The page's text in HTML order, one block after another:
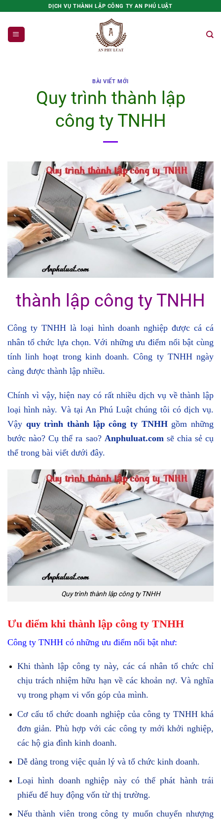
nội
dung
DỊCH VỤ THÀNH LẬP CÔNG TY AN PHÚ LUẬT
BÀI VIẾT MỚI
Quy trình thành lập
công ty TNHH
thành lập công ty TNHH
Công ty TNHH là loại hình doanh nghiệp được cá cá
nhân tổ chức lựa chọn. Với những ưu điểm nổi bật cùng
tính linh hoạt trong kinh doanh. Công ty TNHH ngày
càng được thành lập nhiều.
Chính vì vậy, hiện nay có rất nhiều dịch vụ về thành lập
loại hình này. Và tại An Phú Luật chúng tôi có dịch vụ.
Vậy quy trình thành lập công ty TNHHgồm những
bước nào? Cụ thể ra sao? Anphuluat.com sẽ chia sẻ cụ
thể trong bài viết dưới đây.
Quy trình thành lập công ty TNHH
Ưu điểm khi thành lập công ty TNHH
Công ty TNHH có những ưu điểm nổi bật như:
Khi thành lập công ty này, các cá nhân tổ chức chỉ
chịu trách nhiệm hữu hạn về các khoản nợ. Và nghĩa
vụ trong phạm vi vốn góp của mình.
Cơ cấu tổ chức doanh nghiệp của công ty TNHH khá
đơn giản. Phù hợp với các công ty mới khởi nghiệp,
các hộ gia đình kinh doanh.
Dễ dàng trong việc quản lý và tổ chức kinh doanh.
Loại hình doanh nghiệp này có thể phát hành trái
phiếu để huy động vốn từ thị trường.
Nếu thành viên trong công ty muốn chuyển nhượng